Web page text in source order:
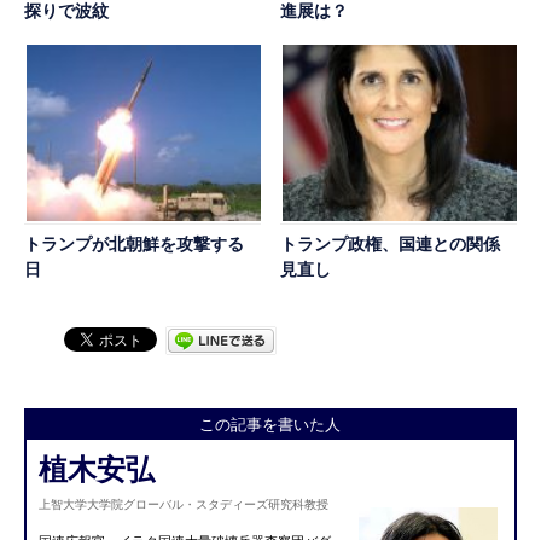
探りで波紋
進展は？
トランプが北朝鮮を攻撃する
日
トランプ政権、国連との関係
見直し
この記事を書いた人
植木安弘
上智大学大学院グローバル・スタディーズ研究科教授